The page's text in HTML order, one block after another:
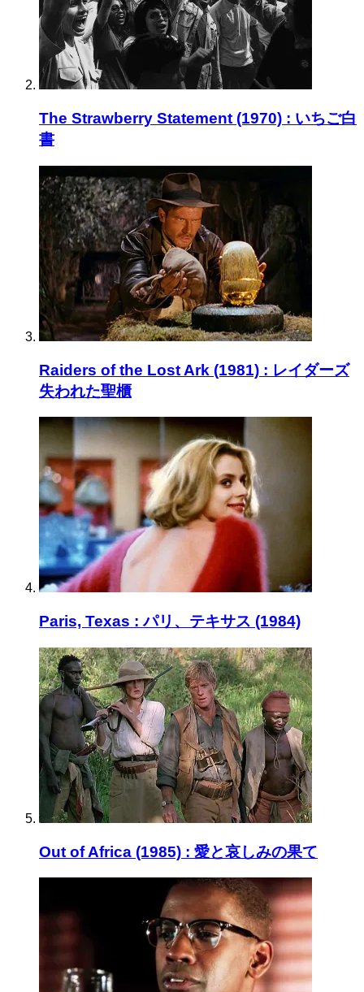
The Strawberry Statement (1970) : いちご白
書
Raiders of the Lost Ark (1981) : レイダーズ
失われた聖櫃
Paris, Texas : パリ、テキサス (1984)
Out of Africa (1985) : 愛と哀しみの果て